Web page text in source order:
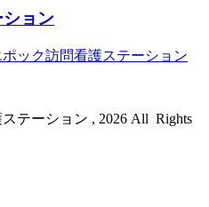
ョン
ック訪問看護ステーション
テーション , 2026 All Rights